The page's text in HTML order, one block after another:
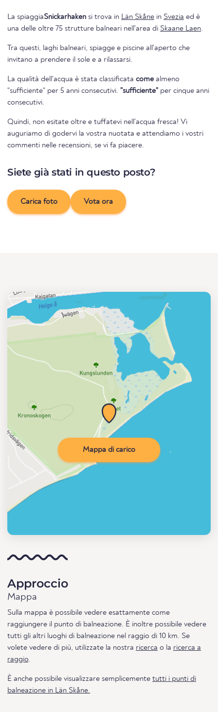
La spiaggiaSnickarhaken si trova in Län Skåne in Svezia ed è
una delle oltre 75 strutture balneari nell'area di Skaane Laen.
Tra questi, laghi balneari, spiagge e piscine all'aperto che
invitano a prendere il sole e a rilassarsi.
La qualità dell'acqua è stata classificata come almeno
"sufficiente" per 5 anni consecutivi. "sufficiente" per cinque anni
consecutivi.
Quindi, non esitate oltre e tuffatevi nell'acqua fresca! Vi
auguriamo di godervi la vostra nuotata e attendiamo i vostri
commenti nelle recensioni, se vi fa piacere.
Siete già stati in questo posto?
Carica foto Vota ora
Mappa di carico
Approccio
Mappa
Sulla mappa è possibile vedere esattamente come
raggiungere il punto di balneazione. È inoltre possibile vedere
tutti gli altri luoghi di balneazione nel raggio di 10 km. Se
volete vedere di più, utilizzate la nostra ricerca o la ricerca a
raggio.
È anche possibile visualizzare semplicemente tutti i punti di
balneazione in Län Skåne.